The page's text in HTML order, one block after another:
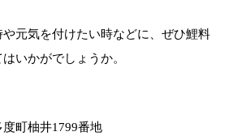
元気を付けたい時などに、ぜひ鯉料
いかがでしょうか。
町柚井1799番地